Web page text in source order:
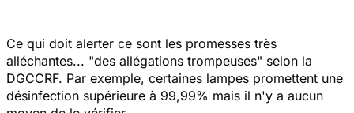
Ce qui doit alerter ce sont les promesses très
alléchantes... "des allégations trompeuses" selon la
DGCCRF. Par exemple, certaines lampes promettent une
désinfection supérieure à 99,99% mais il n'y a aucun